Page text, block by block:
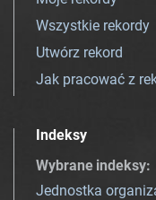
Wszystkie rekordy
Utwórz rekord
Jak pracować z
Indeksy
Wybrane indeksy:
Jednostka